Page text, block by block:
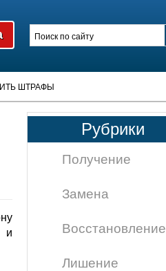
ШТРАФЫ
и
Рубрики
Получение
Замена
Восстановление
Лишение